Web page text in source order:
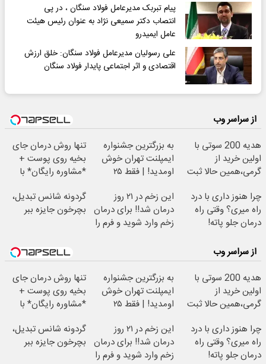
پیام تبربک مدیرعامل فولاد سنگان ، در پی
انتصاب دکتر سمیعی نژاد به عنوان رئیس هیئت
عامل ایمیدرو
علی رسولیان مدیرعامل فولاد سنگان: خلق ارزش
اقتصادی و اثر اجتماعی پایدار فولاد سنگان
از سراسر وب
هدیه 200 سوتی با
اولین خرید از
گرمی،همین حالا ثبت
به بزرگترین جشنواره
ایمپلنت تهران خوش
اومدید! | فقط ۲۵
تنها روش درمان جای
بخیه روی پوست +
*مشاوره رایگان* با
چرا هنوز داری با درد
راه میری؟ وقتی راه
درمان جلو پاته!
این زخم در ۲۱ روز
درمان شد!! برای درمان
زخم وارد شوید و فرم را
گردونه شانس تبدیل،
بچرخون جایزه ببر
از سراسر وب
هدیه 200 سوتی با
اولین خرید از
گرمی،همین حالا ثبت
به بزرگترین جشنواره
ایمپلنت تهران خوش
اومدید! | فقط ۲۵
تنها روش درمان جای
بخیه روی پوست +
*مشاوره رایگان* با
چرا هنوز داری با درد
راه میری؟ وقتی راه
درمان جلو پاته!
این زخم در ۲۱ روز
درمان شد!! برای درمان
زخم وارد شوید و فرم را
گردونه شانس تبدیل،
بچرخون جایزه ببر